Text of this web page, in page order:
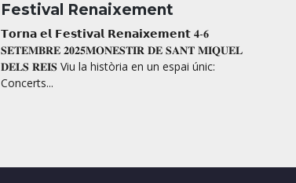
Festival Renaixement
𝗧𝗼𝗿𝗻𝗮 𝗲𝗹 𝗙𝗲𝘀𝘁𝗶𝘃𝗮𝗹 𝗥𝗲𝗻𝗮𝗶𝘅𝗲𝗺𝗲𝗻𝘁 𝟒-𝟔
𝐒𝐄𝐓𝐄𝐌𝐁𝐑𝐄 𝟐𝟎𝟐𝟓𝐌𝐎𝐍𝐄𝐒𝐓𝐈𝐑 𝐃𝐄 𝐒𝐀𝐍𝐓 𝐌𝐈𝐐𝐔𝐄𝐋
𝐃𝐄𝐋𝐒 𝐑𝐄𝐈𝐒 Viu la història en un espai únic:
Concerts...